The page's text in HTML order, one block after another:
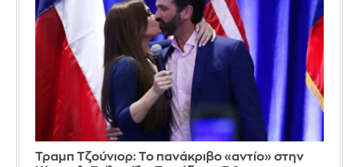
Τραμπ Τζούνιορ: Το πανάκριβο «αντίο» στην